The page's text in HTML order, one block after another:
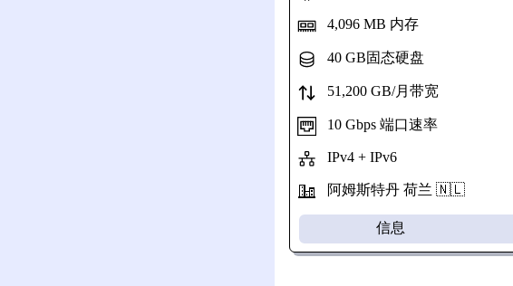
4,096 MB 内存
40 GB固态硬盘
51,200 GB/月带宽
10 Gbps 端口速率
IPv4 + IPv6
阿姆斯特丹 荷兰 🇳🇱
信息